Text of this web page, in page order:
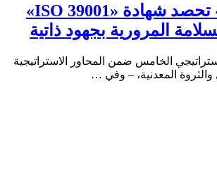
النيل للبترول» تحصد شهادة «ISO 39001»
المرورية بجهود ذاتية
الخامس ضمن المحاور الاستراتيجية
والثروة المعدنية، – وفي …